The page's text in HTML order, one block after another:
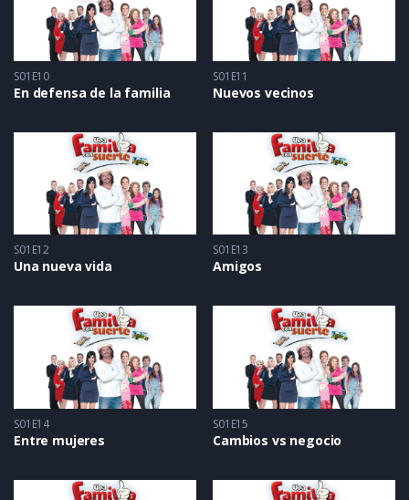
S01E10
En defensa de la familia
S01E11
Nuevos vecinos
S01E12
Una nueva vida
S01E13
Amigos
S01E14
Entre mujeres
S01E15
Cambios vs negocio